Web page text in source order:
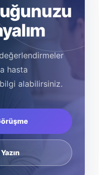
hasta
bilgi alabilirsiniz.